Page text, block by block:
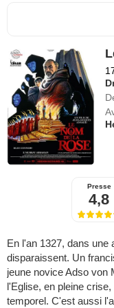
Presse
4,8
En l'an 1327, dans une
disparaissent. Un
jeune novice Adso von
l'Eglise, en pleine
temporel. C'est aussi